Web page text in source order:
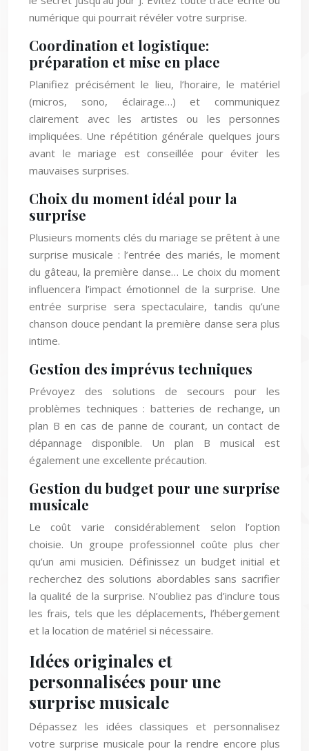
numérique qui pourrait révéler votre surprise.
Coordination et logistique:
préparation et mise en place
Planifiez précisément le lieu, l’horaire, le matériel
(micros, sono, éclairage…) et communiquez
clairement avec les artistes ou les personnes
impliquées. Une répétition générale quelques jours
avant le mariage est conseillée pour éviter les
mauvaises surprises.
Choix du moment idéal pour la
surprise
Plusieurs moments clés du mariage se prêtent à une
surprise musicale : l’entrée des mariés, le moment
du gâteau, la première danse… Le choix du moment
influencera l’impact émotionnel de la surprise. Une
entrée surprise sera spectaculaire, tandis qu’une
chanson douce pendant la première danse sera plus
intime.
Gestion des imprévus techniques
Prévoyez des solutions de secours pour les
problèmes techniques : batteries de rechange, un
plan B en cas de panne de courant, un contact de
dépannage disponible. Un plan B musical est
également une excellente précaution.
Gestion du budget pour une surprise
musicale
Le coût varie considérablement selon l’option
choisie. Un groupe professionnel coûte plus cher
qu’un ami musicien. Définissez un budget initial et
recherchez des solutions abordables sans sacrifier
la qualité de la surprise. N’oubliez pas d’inclure tous
les frais, tels que les déplacements, l’hébergement
et la location de matériel si nécessaire.
Idées originales et
personnalisées pour une
surprise musicale
Dépassez les idées classiques et personnalisez
votre surprise musicale pour la rendre encore plus